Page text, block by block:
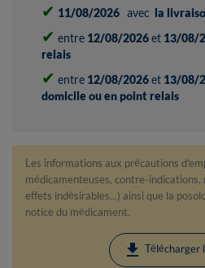
✔ 11/08/2026 avec la
✔ entre 12/08/2026et 13/08/
relais
✔ entre 12/08/2026et 13/08/
domicile ou en point relais
Les informations aux précautions
médicamenteuses, contre-indications,
effets indésirables...) ainsi que la
notice du médicament.
download Télécharger